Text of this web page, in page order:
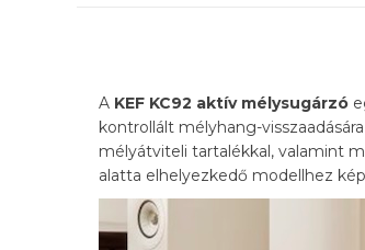
A KEF KC92 aktív mélysugárzó
kontrollált mélyhang-
mélyátviteli tartalékkal, valamint
alatta elhelyezkedő modellhez